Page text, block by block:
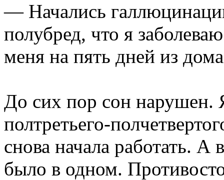
— Начались
полубред, что я
меня на пять дней из
До сих пор сон нарушен.
полтретьего-
снова начала работать. А
было в одном.